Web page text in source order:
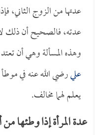
عدتها من الزوج الثاني،
عدته، فالصحيح أن ذلك
وهذه المسألة وهي أن
عليرضي الله عنه في
يعلم لهما مخالف.
عدة المرأة إذا وطئها من